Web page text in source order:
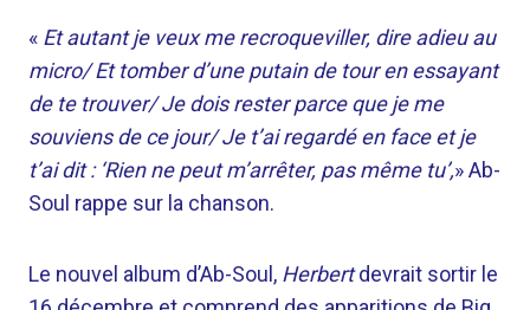
« Et autant je veux me recroqueviller, dire adieu au
micro/ Et tomber d’une putain de tour en essayant
de te trouver/ Je dois rester parce que je me
souviens de ce jour/ Je t’ai regardé en face et je
t’ai dit : ‘Rien ne peut m’arrêter, pas même tu’,» Ab-
Soul rappe sur la chanson.
Le nouvel album d’Ab-Soul, Herbertdevrait sortir le